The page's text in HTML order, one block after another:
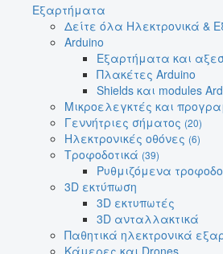
Εξαρτήματα
Δείτε όλα Ηλεκτρονικά &
Arduino
Εξαρτήματα και
Πλακέτες Arduino
Shields και modules
Μικροελεγκτές και
Γεννήτριες σήματος (20)
Ηλεκτρονικές οθόνες (6)
Τροφοδοτικά (39)
Ρυθμιζόμενα
3D εκτύπωση
3D εκτυπωτές
3D ανταλλακτικά
Παθητικά ηλεκτρονικά
Κάμερες και Drones